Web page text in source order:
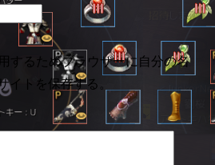
するためブラウザーに自分の名
イトを保存する。